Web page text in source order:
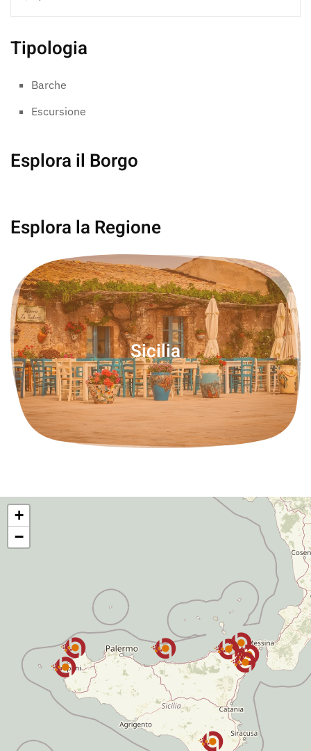
Tipologia
Barche
Escursione
Esplora il Borgo
Esplora la Regione
Sicilia
+
−